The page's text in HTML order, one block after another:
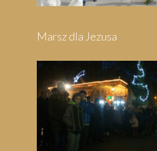
Marsz dla Jezusa